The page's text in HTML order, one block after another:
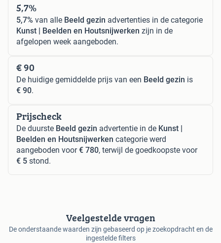
5,7%
5,7% van alle Beeld gezin advertenties in de categorie
Kunst | Beelden en Houtsnijwerken zijn in de
afgelopen week aangeboden.
€ 90
De huidige gemiddelde prijs van een Beeld gezin is
€ 90.
Prijscheck
De duurste Beeld gezin advertentie in de Kunst |
Beelden en Houtsnijwerken categorie werd
aangeboden voor€ 780, terwijl de goedkoopste voor
€ 5 stond.
Veelgestelde vragen
De onderstaande waarden zijn gebaseerd op je zoekopdracht en de
ingestelde filters